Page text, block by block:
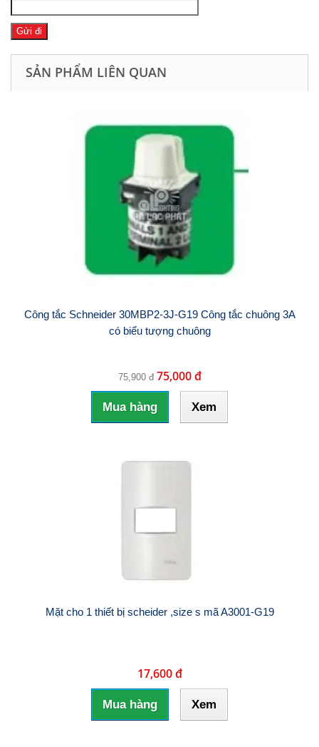
SẢN PHẨM LIÊN QUAN
Công tắc Schneider 30MBP2-3J-G19 Công tắc chuông 3A
có biểu tượng chuông
75,900 đ 75,000 đ
Mua hàng Xem
Mặt cho 1 thiết bị scheider ,size s mã A3001-G19
17,600 đ
Mua hàng Xem